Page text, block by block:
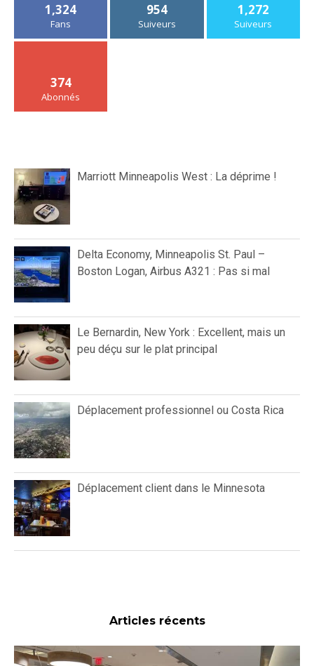
1,324
Fans
954
Suiveurs
1,272
Suiveurs
374
Abonnés
Marriott Minneapolis West : La déprime !
Delta Economy, Minneapolis St. Paul –
Boston Logan, Airbus A321 : Pas si mal
Le Bernardin, New York : Excellent, mais un
peu déçu sur le plat principal
Déplacement professionnel ou Costa Rica
Déplacement client dans le Minnesota
Articles récents